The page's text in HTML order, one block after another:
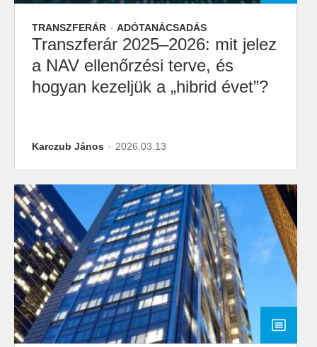
TRANSZFERÁR ADÓTANÁCSADÁS
Transzferár 2025–2026: mit jelez
a NAV ellenőrzési terve, és
hogyan kezeljük a „hibrid évet”?
Karczub János 2026.03.13